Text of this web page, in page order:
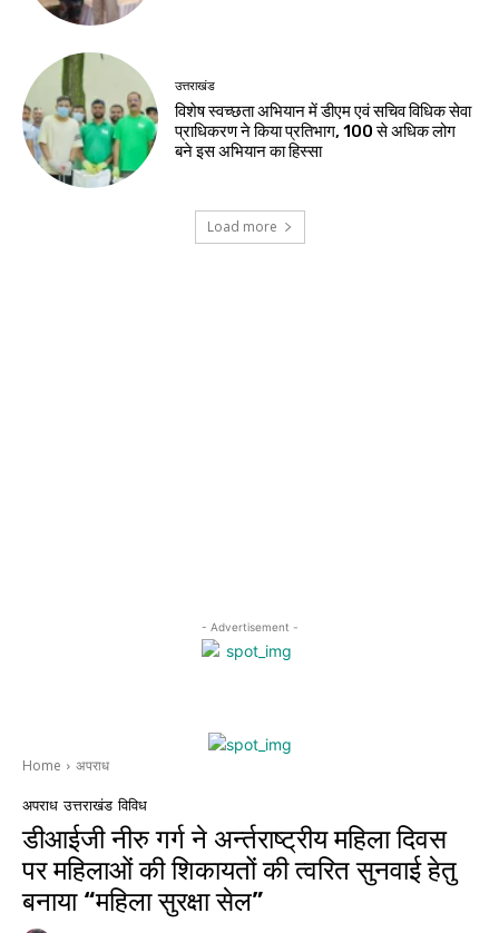
उत्तराखंड
विशेष स्वच्छता अभियान में डीएम एवं सचिव विधिक सेवा
प्राधिकरण ने किया प्रतिभाग, 100 से अधिक लोग
बने इस अभियान का हिस्सा
Load more
- Advertisement -